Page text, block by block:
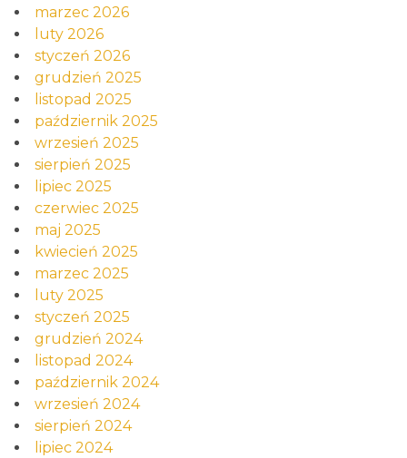
marzec 2026
luty 2026
styczeń 2026
grudzień 2025
listopad 2025
październik 2025
wrzesień 2025
sierpień 2025
lipiec 2025
czerwiec 2025
maj 2025
kwiecień 2025
marzec 2025
luty 2025
styczeń 2025
grudzień 2024
listopad 2024
październik 2024
wrzesień 2024
sierpień 2024
lipiec 2024